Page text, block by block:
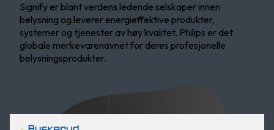
Signify er blant verdens ledende selskaper innen
belysning og leverer energieffektive produkter,
systemer og tjenester av høy kvalitet. Philips er det
globale merkevarenavnet for deres profesjonelle
belysningsprodukter.